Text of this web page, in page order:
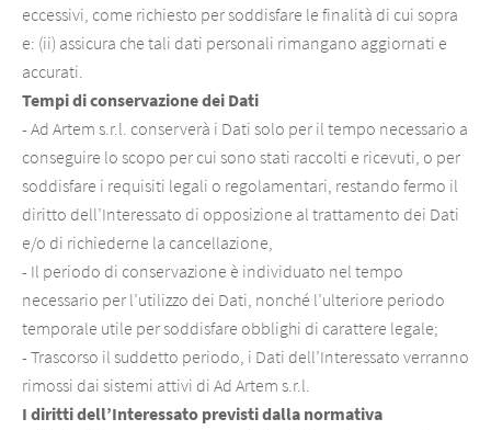
eccessivi, come richiesto per soddisfare le finalità di cui sopra
e: (ii) assicura che tali dati personali rimangano aggiornati e
accurati.
Tempi di conservazione dei Dati
- Ad Artem s.r.l. conserverà i Dati solo per il tempo necessario a
conseguire lo scopo per cui sono stati raccolti e ricevuti, o per
soddisfare i requisiti legali o regolamentari, restando fermo il
diritto dell’Interessato di opposizione al trattamento dei Dati
e/o di richiederne la cancellazione,
- Il periodo di conservazione è individuato nel tempo
necessario per l’utilizzo dei Dati, nonché l’ulteriore periodo
temporale utile per soddisfare obblighi di carattere legale;
- Trascorso il suddetto periodo, i Dati dell’Interessato verranno
rimossi dai sistemi attivi di Ad Artem s.r.l.
I diritti dell’Interessato previsti dalla normativa